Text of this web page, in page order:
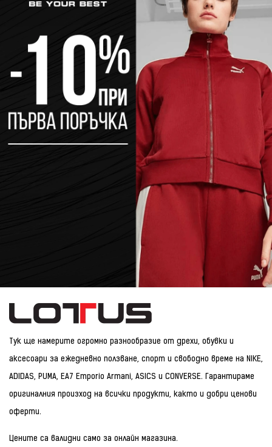
Тук ще намерите огромно разнообразие от дрехи, обувки и
аксесоари за ежедневно ползване, спорт и свободно време на NIKE,
ADIDAS, PUMA, EA7 Emporio Armani, ASICS и CONVERSE. Гарантираме
оригиналния произход на всички продукти, както и добри ценови
оферти.
Цените са валидни само за онлайн магазина.